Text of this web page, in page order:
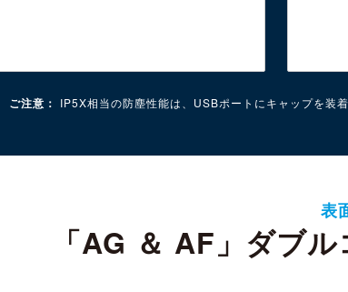
ご注意： IP5X相当の防塵性能は、USBポートにキャップを装
表
「AG ＆ AF」ダブ